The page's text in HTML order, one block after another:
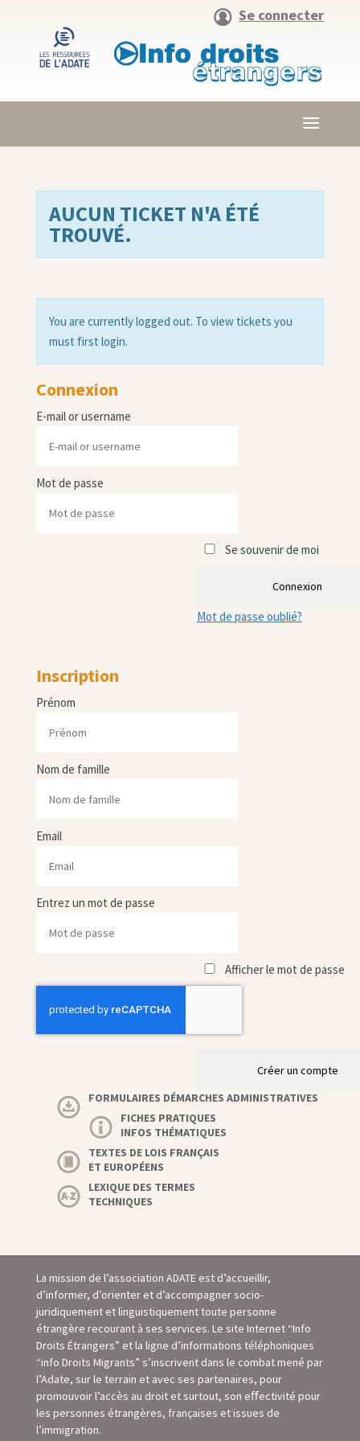
Se connecter
AUCUN TICKET N'A ÉTÉ
TROUVÉ.
You are currently logged out. To view tickets you
must first login.
Connexion
E-mail or username
Mot de passe
Se souvenir de moi
Connexion
Mot de passe oublié?
Inscription
Prénom
Nom de famille
Email
Entrez un mot de passe
Afficher le mot de passe
Créer un compte
FORMULAIRES DÉMARCHES ADMINISTRATIVES
FICHES PRATIQUES
INFOS THÉMATIQUES
TEXTES DE LOIS FRANÇAIS
ET EUROPÉENS
LEXIQUE DES TERMES
TECHNIQUES
La mission de l’association ADATE est d’accueillir,
d’informer, d’orienter et d’accompagner socio-
juridiquement et linguistiquement toute personne
étrangère recourant à ses services. Le site Internet “Info
Droits Étrangers” et la ligne d’informations téléphoniques
“info Droits Migrants” s’inscrivent dans le combat mené par
l’Adate, sur le terrain et avec ses partenaires, pour
promouvoir l’accès au droit et surtout, son eﬀectivité pour
les personnes étrangères, françaises et issues de
l’immigration.